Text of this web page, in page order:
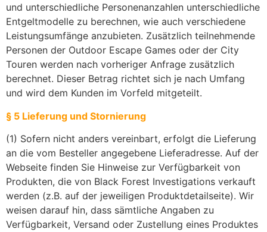
und unterschiedliche Personenanzahlen unterschiedliche
Entgeltmodelle zu berechnen, wie auch verschiedene
Leistungsumfänge anzubieten. Zusätzlich teilnehmende
Personen der Outdoor Escape Games oder der City
Touren werden nach vorheriger Anfrage zusätzlich
berechnet. Dieser Betrag richtet sich je nach Umfang
und wird dem Kunden im Vorfeld mitgeteilt.
§ 5 Lieferung und Stornierung
(1) Sofern nicht anders vereinbart, erfolgt die Lieferung
an die vom Besteller angegebene Lieferadresse. Auf der
Webseite finden Sie Hinweise zur Verfügbarkeit von
Produkten, die von Black Forest Investigations verkauft
werden (z.B. auf der jeweiligen Produktdetailseite). Wir
weisen darauf hin, dass sämtliche Angaben zu
Verfügbarkeit, Versand oder Zustellung eines Produktes